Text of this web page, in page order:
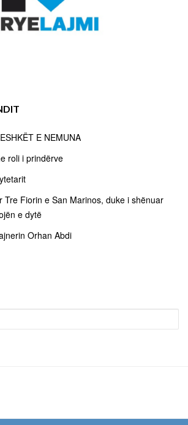
E NEMUNA
roli i prindërve
Tre Fiorin e San Marinos, duke i shënuar
e dytë
Orhan Abdi